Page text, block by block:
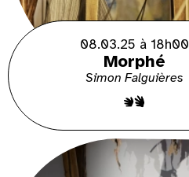
08.03.25 à 18h00
Morphé
Simon Falguières